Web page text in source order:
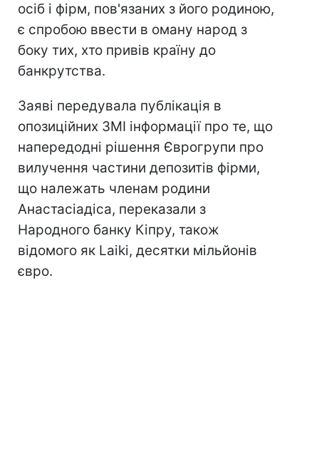
осіб і фірм, пов'язаних з його родиною,
є спробою ввести в оману народ з
боку тих, хто привів країну до
банкрутства.
Заяві передувала публікація в
опозиційних ЗМІ інформації про те, що
напередодні рішення Єврогрупи про
вилучення частини депозитів фірми,
що належать членам родини
Анастасіадіса, переказали з
Народного банку Кіпру, також
відомого як Laiki, десятки мільйонів
євро.